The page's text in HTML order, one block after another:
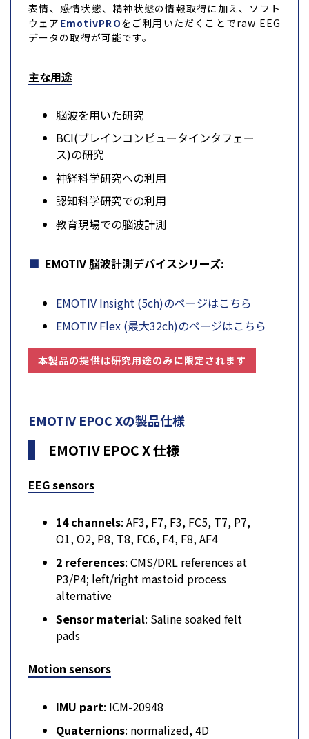
表情、感情状態、精神状態の情報取得に加え、ソフト
ウェア EmotivPROをご利用いただくことでraw EEG
データの取得が可能です。
主な用途
脳波を用いた研究
BCI(ブレインコンピュータインタフェー
ス)の研究
神経科学研究への利用
認知科学研究での利用
教育現場での脳波計測
EMOTIV 脳波計測デバイスシリーズ:
EMOTIV Insight (5ch)のページはこちら
EMOTIV Flex (最大32ch)のページはこちら
本製品の提供は研究用途のみに限定されます
EMOTIV EPOC Xの製品仕様
EMOTIV EPOC X 仕様
EEG sensors
14 channels: AF3, F7, F3, FC5, T7, P7,
O1, O2, P8, T8, FC6, F4, F8, AF4
2 references: CMS/DRL references at
P3/P4; left/right mastoid process
alternative
Sensor material: Saline soaked felt
pads
Motion sensors
IMU part: ICM-20948
Quaternions: normalized, 4D